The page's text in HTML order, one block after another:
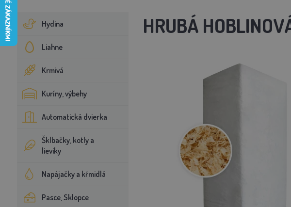
Hydina
Liahne
Krmivá
Kuríny, výbehy
Automatická dvierka
Šklbačky, kotly a
lieviky
Napájačky a kŕmidlá
Pasce, Sklopce
HRUBÁ